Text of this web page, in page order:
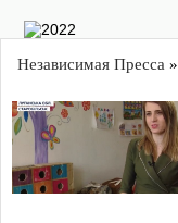
Независимая Пресса »